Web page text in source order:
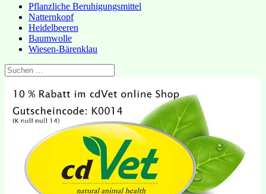
Pflanzliche Beruhigungsmittel
Natternkopf
Heidelbeeren
Baumwolle
Wiesen-Bärenklau
Suchen
nach: